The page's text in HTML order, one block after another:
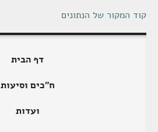
קוד המקור של הנתונים
דף הבית
ח"כים וסיעות
ועדות